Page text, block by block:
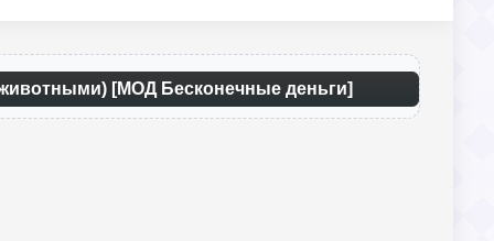
[МОД Бесконечные деньги]